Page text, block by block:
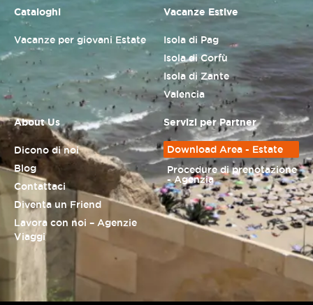
Cataloghi
Vacanze per giovani Estate
Vacanze Estive
Isola di Pag
Isola di Corfù
Isola di Zante
Valencia
About Us
Dicono di noi
Blog
Contattaci
Diventa un Friend
Lavora con noi – Agenzie
Viaggi
Servizi per Partner
Download Area - Estate
Procedure di prenotazione
- Agenzia